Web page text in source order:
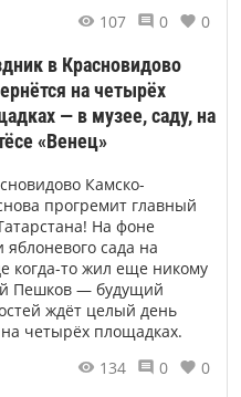
107
0 0
в Красновидово
на четырёх
— в музее, саду, на
«Венец»
Камско-
прогремит главный
На фоне
яблоневого сада на
когда-то жил еще никому
Пешков — будущий
ждёт целый день
четырёх площадках.
134
0 0